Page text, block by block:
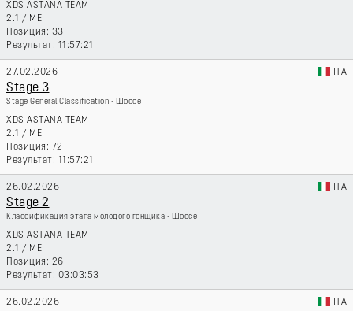
XDS ASTANA TEAM
2.1 / ME
33
11:57:21
27.02.2026 ITA
Stage 3
Stage General Classification - Шоссе
XDS ASTANA TEAM
2.1 / ME
72
11:57:21
26.02.2026 ITA
Stage 2
Классификация этапа молодого гонщика - Шоссе
XDS ASTANA TEAM
2.1 / ME
26
03:03:53
26.02.2026 ITA